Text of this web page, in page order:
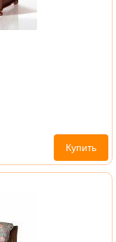
Купить